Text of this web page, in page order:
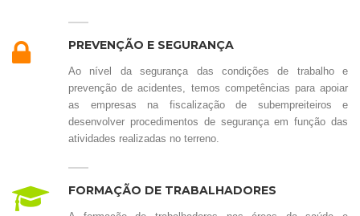
PREVENÇÃO E SEGURANÇA
Ao nível da segurança das condições de trabalho e
prevenção de acidentes, temos competências para apoiar
as empresas na fiscalização de subempreiteiros e
desenvolver procedimentos de segurança em função das
atividades realizadas no terreno.
FORMAÇÃO DE TRABALHADORES